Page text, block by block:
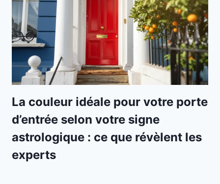
La couleur idéale pour votre porte
d’entrée selon votre signe
astrologique : ce que révèlent les
experts